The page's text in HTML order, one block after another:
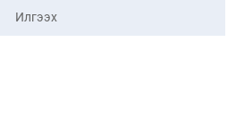
Илгээх